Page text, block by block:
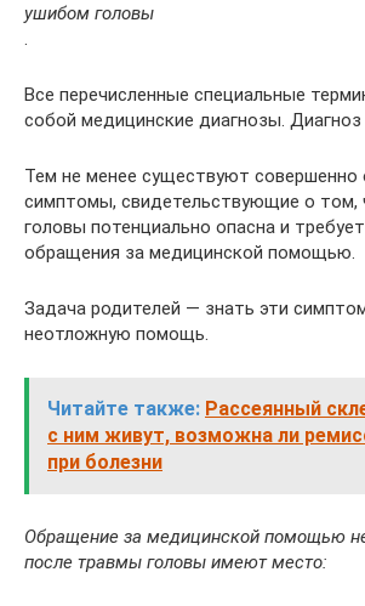
ушибом головы
.
Все перечисленные специальные
собой медицинские диагнозы. Диагноз
Тем не менее существуют совершенно
симптомы, свидетельствующие о том,
головы потенциально опасна и
обращения за медицинской помощью.
Задача родителей — знать эти
неотложную помощь.
Читайте также: Рассеянный
с ним живут, возможна ли
при болезни
Обращение за медицинской помощью
после травмы головы имеют место: